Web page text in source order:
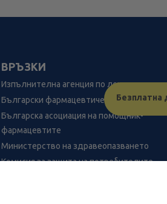
Безплатна
ВРЪЗКИ
Изпълнителна агенция по лекарствата
Български фармацевтичен съюз
Българска асоциация на помощник-
фармацевтите
Министерство на здравеопазването
Комисия за защита на потребителите